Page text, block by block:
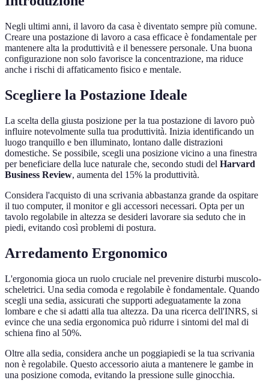
Negli ultimi anni, il lavoro da casa è diventato sempre più comune.
Creare una postazione di lavoro a casa efficace è fondamentale per
mantenere alta la produttività e il benessere personale. Una buona
configurazione non solo favorisce la concentrazione, ma riduce
anche i rischi di affaticamento fisico e mentale.
Scegliere la Postazione Ideale
La scelta della giusta posizione per la tua postazione di lavoro può
influire notevolmente sulla tua produttività. Inizia identificando un
luogo tranquillo e ben illuminato, lontano dalle distrazioni
domestiche. Se possibile, scegli una posizione vicino a una finestra
per beneficiare della luce naturale che, secondo studi del Harvard
Business Review, aumenta del 15% la produttività.
Considera l'acquisto di una scrivania abbastanza grande da ospitare
il tuo computer, il monitor e gli accessori necessari. Opta per un
tavolo regolabile in altezza se desideri lavorare sia seduto che in
piedi, evitando così problemi di postura.
Arredamento Ergonomico
L'ergonomia gioca un ruolo cruciale nel prevenire disturbi muscolo-
scheletrici. Una sedia comoda e regolabile è fondamentale. Quando
scegli una sedia, assicurati che supporti adeguatamente la zona
lombare e che si adatti alla tua altezza. Da una ricerca dell'INRS, si
evince che una sedia ergonomica può ridurre i sintomi del mal di
schiena fino al 50%.
Oltre alla sedia, considera anche un poggiapiedi se la tua scrivania
non è regolabile. Questo accessorio aiuta a mantenere le gambe in
una posizione comoda, evitando la pressione sulle ginocchia.